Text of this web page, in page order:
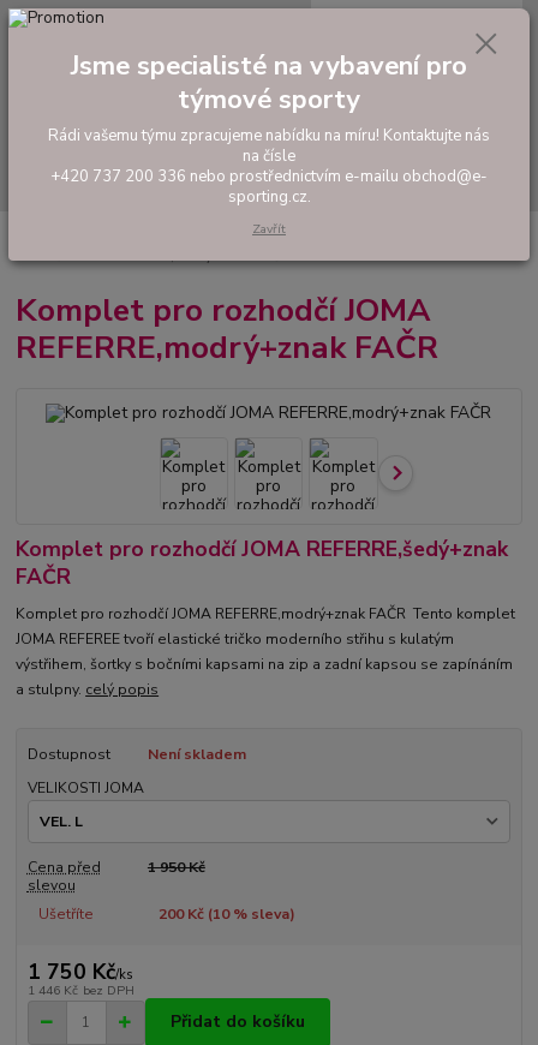
Hledat
tel: +420 737 200 336
0,00 Kč
Oblečení pro rozhodčí
rozhodčí JOMA REFERRE,modrý+znak FAČR
Komplet pro rozhodčí JOMA
REFERRE,modrý+znak FAČR
Komplet pro rozhodčí JOMA REFERRE,šedý+znak
FAČR
Komplet pro rozhodčí JOMA REFERRE,modrý+znak FAČR Tento komplet
JOMA REFEREE tvoří elastické tričko moderního střihu s kulatým
výstřihem, šortky s bočními kapsami na zip a zadní kapsou se zapínáním
a stulpny. celý popis
Dostupnost
Není skladem
VELIKOSTI JOMA
Cena před
slevou
1 950 Kč
Ušetříte 200 Kč (10% sleva)
1 750 Kč/ks
1 446 Kč bez DPH
Přidat do košíku
Jsme specialisté na vybavení pro
týmové sporty
Rádi vašemu týmu zpracujeme nabídku na míru! Kontaktujte nás
na čísle
+420 737 200 336 nebo prostřednictvím e-mailu obchod@e-
sporting.cz.
Zavřít